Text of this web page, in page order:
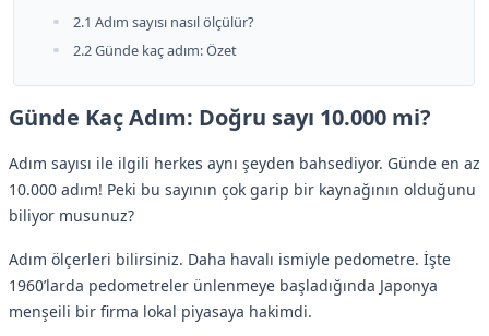
2.1 Adım sayısı nasıl ölçülür?
2.2 Günde kaç adım: Özet
Günde Kaç Adım: Doğru sayı 10.000 mi?
Adım sayısı ile ilgili herkes aynı şeyden bahsediyor. Günde en az
10.000 adım! Peki bu sayının çok garip bir kaynağının olduğunu
biliyor musunuz?
Adım ölçerleri bilirsiniz. Daha havalı ismiyle pedometre. İşte
1960’larda pedometreler ünlenmeye başladığında Japonya
menşeili bir firma lokal piyasaya hakimdi.